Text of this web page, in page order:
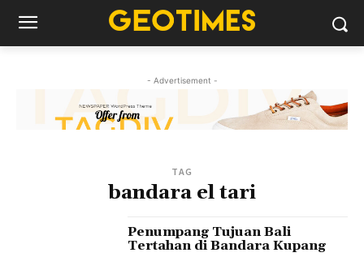
- Advertisement -
TAG
bandara el tari
Penumpang Tujuan Bali
Tertahan di Bandara Kupang